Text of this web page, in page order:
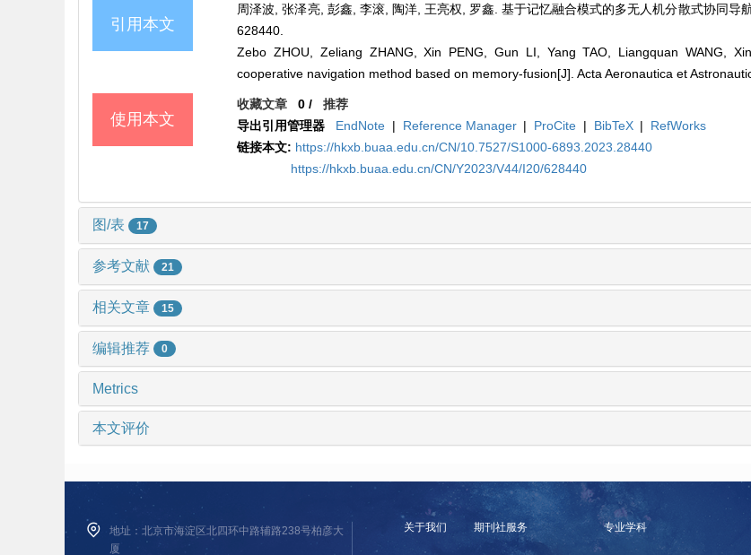
引用本文
周泽波, 张泽亮, 彭鑫, 李滚, 陶洋, 王亮权, 罗鑫. 基于记忆融合模式的多无人机分散式协同导
628440.
Zebo ZHOU, Zeliang ZHANG, Xin PENG, Gun LI, Yang TAO, Liangquan WANG,
cooperative navigation method based on memory-fusion[J]. Acta Aeronautica et
使用本文
收藏文章 0 /推荐
导出引用管理器
EndNote | Reference Manager | ProCite | BibTeX |
RefWorks
链接本文: https://hkxb.buaa.edu.cn/CN/10.7527/S1000-6893.2023.28440
https://hkxb.buaa.edu.cn/CN/Y2023/V44/I20/628440
图/表 17
参考文献 21
相关文章 15
编辑推荐 0
Metrics
本文评价
地址：北京市海淀区北四环中路辅路238号柏彦大
厦
关于我们 期刊社服务 专业学科